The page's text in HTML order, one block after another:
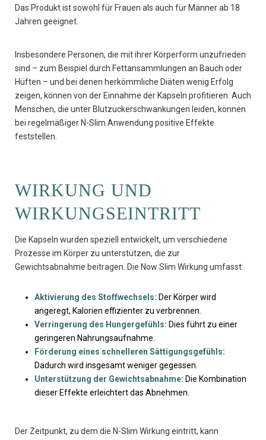
Das Produkt ist sowohl für Frauen als auch für Männer ab 18
Jahren geeignet.
Insbesondere Personen, die mit ihrer Körperform unzufrieden
sind – zum Beispiel durch Fettansammlungen an Bauch oder
Hüften – und bei denen herkömmliche Diäten wenig Erfolg
zeigen, können von der Einnahme der Kapseln profitieren. Auch
Menschen, die unter Blutzuckerschwankungen leiden, können
bei regelmäßiger N-Slim Anwendung positive Effekte
feststellen.
WIRKUNG UND
WIRKUNGSEINTRITT
Die Kapseln wurden speziell entwickelt, um verschiedene
Prozesse im Körper zu unterstützen, die zur
Gewichtsabnahme beitragen. Die Now Slim Wirkung umfasst:
Aktivierung des Stoffwechsels: Der Körper wird
angeregt, Kalorien effizienter zu verbrennen.
Verringerung des Hungergefühls: Dies führt zu einer
geringeren Nahrungsaufnahme.
Förderung eines schnelleren Sättigungsgefühls:
Dadurch wird insgesamt weniger gegessen.
Unterstützung der Gewichtsabnahme: Die Kombination
dieser Effekte erleichtert das Abnehmen.
Der Zeitpunkt, zu dem die N-Slim Wirkung eintritt, kann